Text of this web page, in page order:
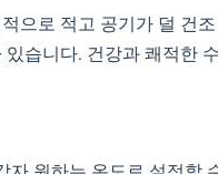
으로 적고 공기가 덜 건조
습니다. 건강과 쾌적한 수